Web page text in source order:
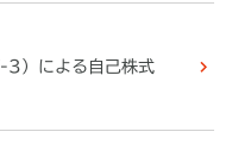
3）による自己株式